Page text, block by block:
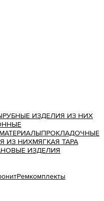
ИЗДЕЛИЯ ИЗ НИХ
ПРОКЛАДОЧНЫЕ
ИЗ НИХМЯГКАЯ ТАРА
ИЗДЕЛИЯ
Ремкомплекты